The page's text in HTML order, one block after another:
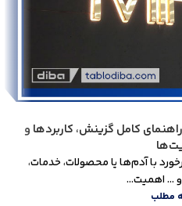
کامل گزینش، کاربردها و
با آدم‌ها یا محصولات، خدمات،
... اهمیت...
مطلب